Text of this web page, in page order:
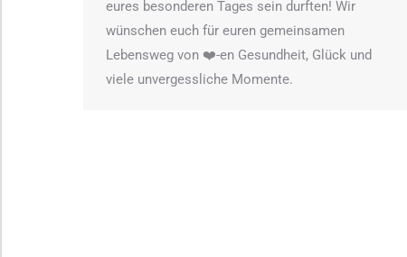
eures besonderen Tages sein durften! Wir
wünschen euch für euren gemeinsamen
Lebensweg von ❤️-en Gesundheit, Glück und
viele unvergessliche Momente.